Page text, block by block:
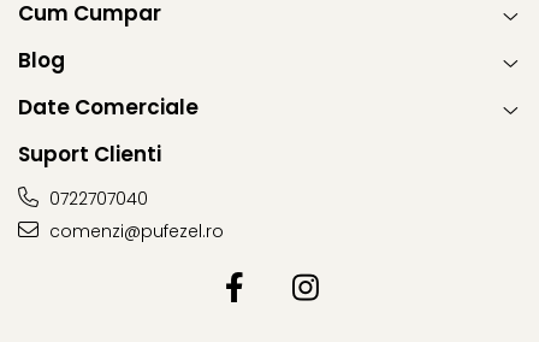
Cum Cumpar
Blog
Date Comerciale
Suport Clienti
0722707040
comenzi@pufezel.ro